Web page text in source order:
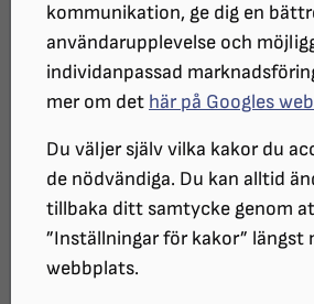
kommunikation, ge dig en
användarupplevelse och
individanpassad
mer om det här på Googles
Du väljer själv vilka kakor du
de nödvändiga. Du kan alltid
tillbaka ditt samtycke genom
”Inställningar för kakor” längst
webbplats.
SRF Skellefteå har inget eget
så kallad garderobsförening och
Skeppargatan 16 i Skellefteå där
För att komma i kontakt med oss
medlemsansökan, påverkan och
samt medlemsaktiviteter, ring
Svedesjö på 070-655 86 54 eller